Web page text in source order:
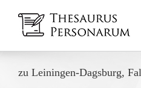
Inhalt
springen
zu Leiningen-Dagsburg,